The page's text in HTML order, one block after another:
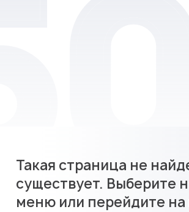
Такая страница не
существует. Выберите
меню или перейдите на